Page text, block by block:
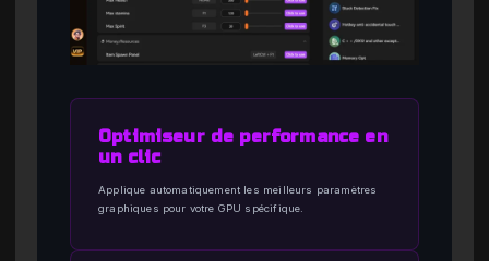
Optimiseur de performance en
un clic
Applique automatiquement les meilleurs paramètres
graphiques pour votre GPU spécifique.